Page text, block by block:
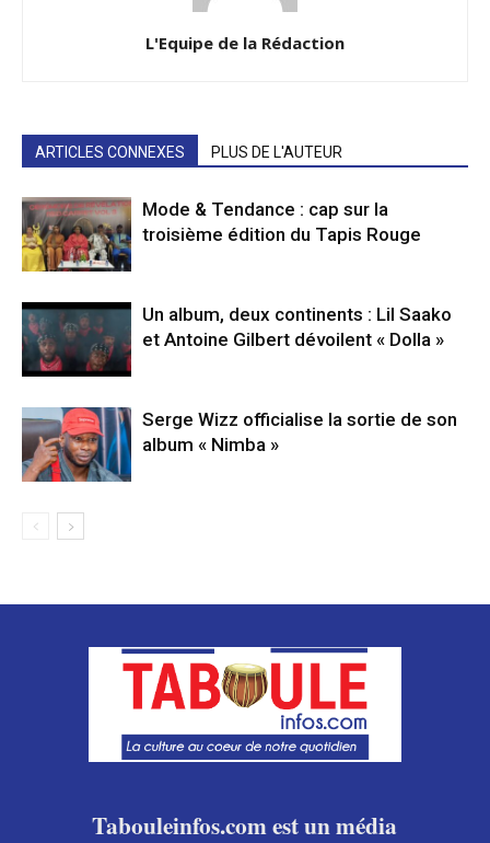
L'Equipe de la Rédaction
ARTICLES CONNEXES PLUS DE L'AUTEUR
Mode & Tendance : cap sur la
troisième édition du Tapis Rouge
Un album, deux continents : Lil Saako
et Antoine Gilbert dévoilent « Dolla »
Serge Wizz officialise la sortie de son
album « Nimba »
Tabouleinfos.com est un média